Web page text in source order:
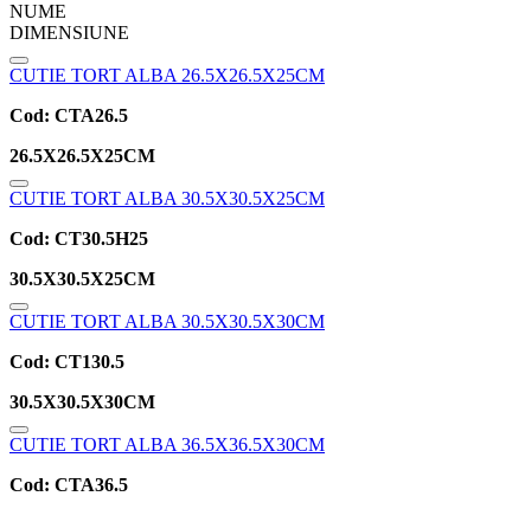
NUME
DIMENSIUNE
CUTIE TORT ALBA 26.5X26.5X25CM
Cod: CTA26.5
26.5X26.5X25CM
CUTIE TORT ALBA 30.5X30.5X25CM
Cod: CT30.5H25
30.5X30.5X25CM
CUTIE TORT ALBA 30.5X30.5X30CM
Cod: CT130.5
30.5X30.5X30CM
CUTIE TORT ALBA 36.5X36.5X30CM
Cod: CTA36.5